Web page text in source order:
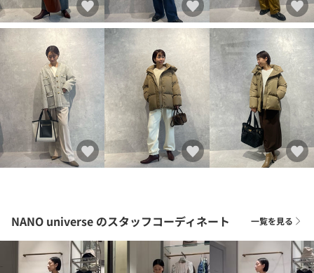
NANO universe のスタッフコーディネート 一覧を見る